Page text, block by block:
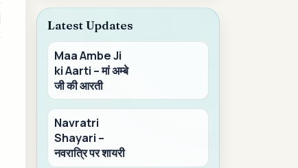
Latest Updates
Maa Ambe Ji
ki Aarti – मां अम्बे
जी की आरती
Navratri
Shayari –
नवरात्रि पर शायरी